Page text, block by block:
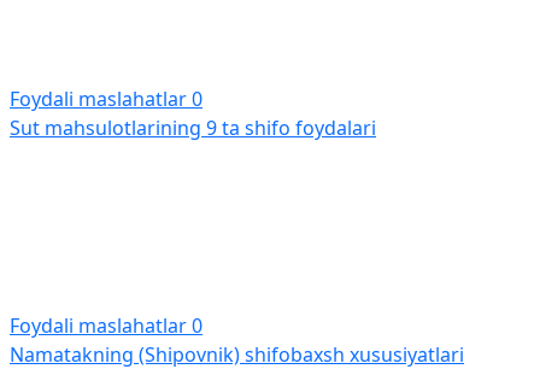
Foydali maslahatlar0
Sut mahsulotlarining 9 ta shifo foydalari
Foydali maslahatlar0
Namatakning (Shipovnik) shifobaxsh xususiyatlari